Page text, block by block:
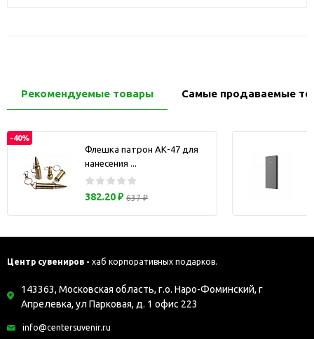
Рекомендуемые товары Самые продаваемые
-40%
Флешка патрон АК-47 для
нанесения ...
382.20 ₽ 637 ₽
Центр сувениров - хаб корпоративных подарков.
143363, Московская область, г.о. Наро-Фоминский, г
Апрелевка, ул Парковая, д. 1 офис 223
info@centersuvenir.ru